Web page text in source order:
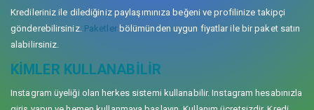
Kredileriniz ile dilediğiniz paylaşımınıza beğeni ve profilinize takipçi
gönderebilirsiniz. Paketlerbölümünden uygun fiyatlar ile bir paket satın
alabilirsiniz.
KIMLER KULLANABILIR
Instagram üyeliği olan herkes sistemi kullanabilir. Instagram hesabınızla